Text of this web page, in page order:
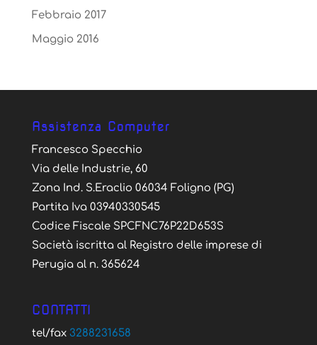
Febbraio 2017
Maggio 2016
Assistenza Computer
Francesco Specchio
Via delle Industrie, 60
Zona Ind. S.Eraclio 06034 Foligno (PG)
Partita Iva 03940330545
Codice Fiscale SPCFNC76P22D653S
Società iscritta al Registro delle imprese di
Perugia al n. 365624
CONTATTI
tel/fax 3288231658